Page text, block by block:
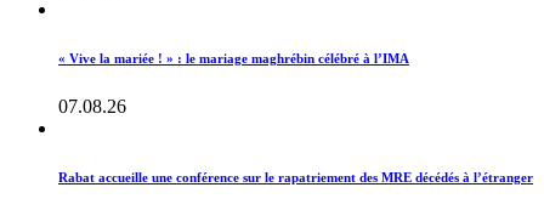
« Vive la mariée ! » : le mariage maghrébin célébré à l’IMA
07.08.26
Rabat accueille une conférence sur le rapatriement des MRE décédés à l’étranger